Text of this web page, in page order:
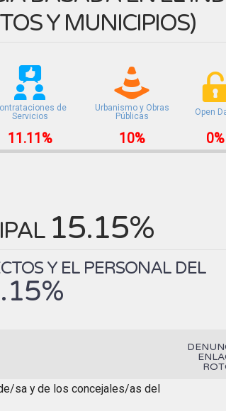
Y MUNICIPIOS)
de
Servicios
11.11%
Urbanismo y Obras
Públicas
10%
Open
0%
15.15%
Y EL PERSONAL DEL
sa y de los concejales/as del